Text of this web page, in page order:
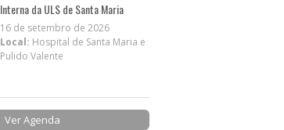
Interna da ULS de Santa Maria
16 de setembro de 2026
Local: Hospital de Santa Maria e
Pulido Valente
Ver Agenda